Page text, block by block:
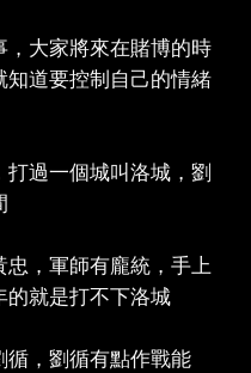
大家將來在賭博的時
道要控制自己的情緒
過一個城叫洛城，劉
，軍師有龐統，手上
的就是打不下洛城
，劉循有點作戰能